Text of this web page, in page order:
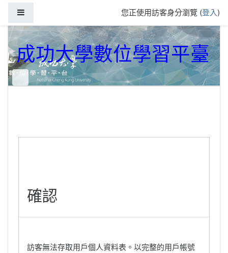
您正使用訪客身分瀏覽 (登入)
成功大學數位學習平臺
確認
訪客無法存取用戶個人資料表。以完整的用戶帳號